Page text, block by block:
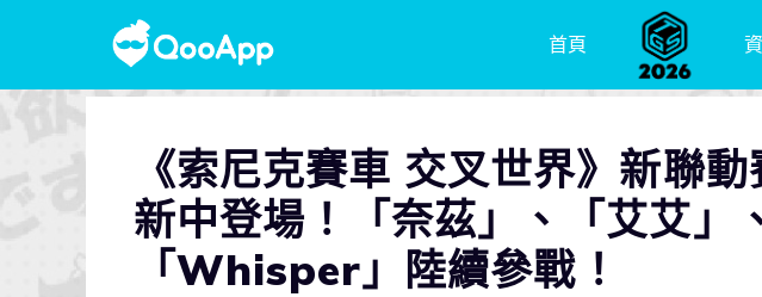
首頁
《索尼克賽車 交叉世界》新聯
新中登場！「奈茲」、「艾艾」
「Whisper」陸續參戰！